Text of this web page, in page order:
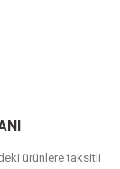
ürünlere taksitli